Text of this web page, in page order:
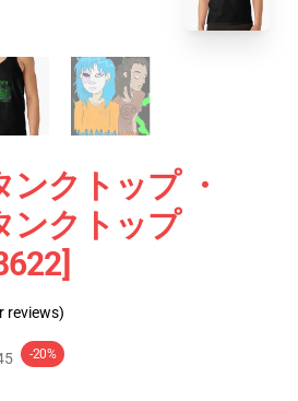
ンクトップ ・
ンクトップ
reviews)
-20%